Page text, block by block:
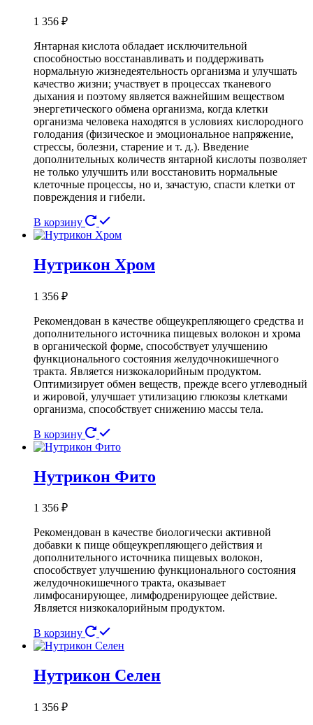
1 356 ₽
Янтарная кислота обладает исключительной
способностью восстанавливать и поддерживать
нормальную жизнедеятельность организма и улучшать
качество жизни; участвует в процессах тканевого
дыхания и поэтому является важнейшим веществом
энергетического обмена организма, когда клетки
организма человека находятся в условиях кислородного
голодания (физическое и эмоциональное напряжение,
стрессы, болезни, старение и т. д.). Введение
дополнительных количеств янтарной кислоты позволяет
не только улучшить или восстановить нормальные
клеточные процессы, но и, зачастую, спасти клетки от
повреждения и гибели.
В корзину
Нутрикон Хром
1 356 ₽
Рекомендован в качестве общеукрепляющего средства и
дополнительного источника пищевых волокон и хрома
в органической форме, способствует улучшению
функционального состояния желудочно­кишечного
тракта. Является низкокалорийным продуктом.
Оптимизирует обмен веществ, прежде всего углеводный
и жировой, улучшает утилизацию глюкозы клетками
организма, способствует снижению массы тела.
В корзину
Нутрикон Фито
1 356 ₽
Рекомендован в качестве биологически активной
добавки к пище общеукрепляющего действия и
дополнительного источника пищевых волокон,
способствует улучшению функционального состояния
желудочно­кишечного тракта, оказывает
лимфосанирующее, лимфодренирующее действие.
Является низкокалорийным продуктом.
В корзину
Нутрикон Селен
1 356 ₽